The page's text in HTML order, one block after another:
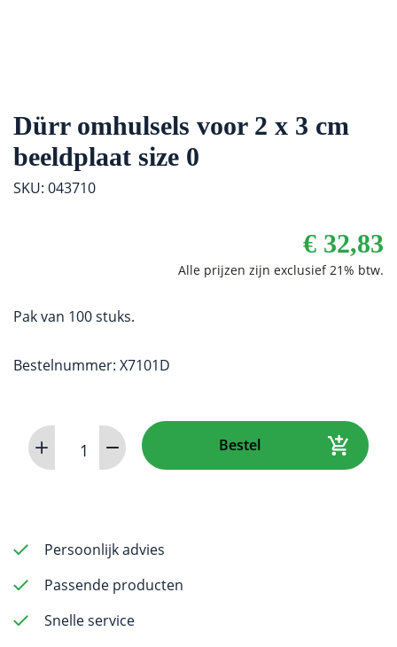
Dürr omhulsels voor 2 x 3 cm
beeldplaat size 0
SKU: 043710
€ 32,83
Pak van 100 stuks.
Bestelnummer: X7101D
Dürr
omhulsels
3
beeldplaat
size
Bestel
Persoonlijk advies
Passende producten
Snelle service